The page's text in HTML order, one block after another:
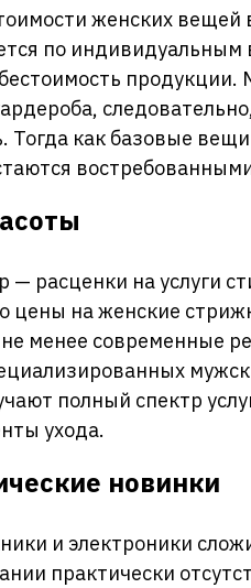
женских
по
Тогда как базовые
— расценки на услуги
цены на женские
менее современные
полный спектр
ухода.
новинки
и электроники
практически